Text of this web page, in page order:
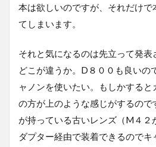
本は欲しいのですが、それだけで
てしまいます。
それと気になるのは先立って発
どこが違うか。D８００も良いの
ャノンを使いたい。もしかする
の方が上のような感じがするので
が持っている古いレンズ（M４２
ダプター経由で装着できるのでキ